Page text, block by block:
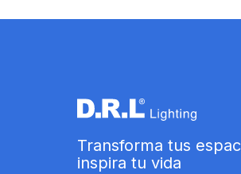
Transforma tus
inspira tu vida